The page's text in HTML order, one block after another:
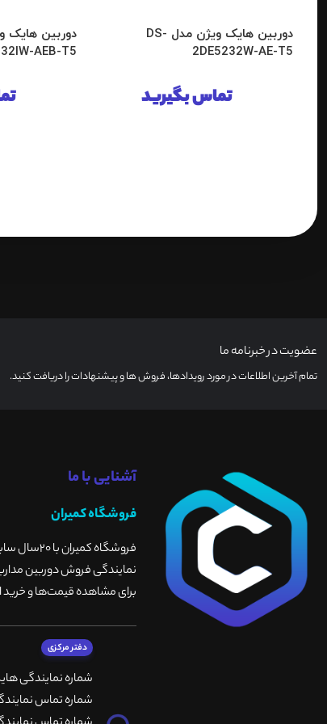
دوربین هایک ویژن مدل DS-
2DE5232W-AE-T5
تماس بگیرید
AEB-T5
عضویت در خبرنامه ما
تمام آخرین اطلاعات در مورد رویدادها، فروش ها و پیشنهادات را دریافت کنید.
آشنایی با ما
فروشگاه کمیران
فروشگاه
نمایندگی فروش دوربین
برای مشاهده قیمت‌ها و خرید
دفتر مرکزی
شماره نمایندگی
شماره تماس نمایندگی: 66764266-66764236-